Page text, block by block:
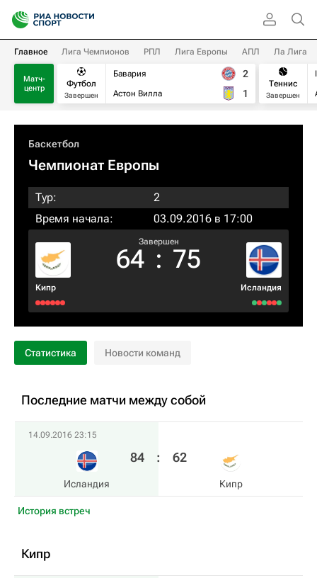
Главное Лига Чемпионов РПЛ Лига Европы АПЛ Ла Лига
Матч-
центр
Футбол
Завершен
Бавария
Астон Вилла
2
1
Теннис
Завершен
Баскетбол
Чемпионат Европы
Тур:
2
Время начала:
03.09.2016 в 17:00
Кипр
Завершен
64 : 75
Исландия
Статистика Новости команд
Последние матчи между собой
14.09.2016 23:15
Исландия
84 : 62
Кипр
История встреч
Кипр